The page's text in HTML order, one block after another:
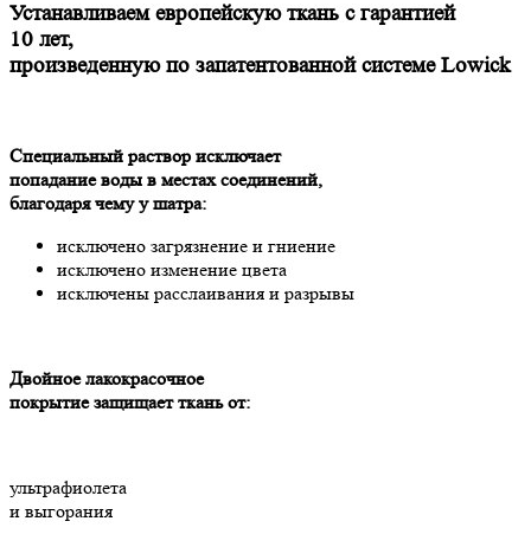
Устанавливаем европейскую ткань с гарантией
10 лет,
произведенную по запатентованной системе Lowick
Специальный раствор исключает
попадание воды в местах соединений,
благодаря чему у шатра:
исключено загрязнение и гниение
исключено изменение цвета
исключены расслаивания и разрывы
Двойное лакокрасочное
покрытие защищает ткань от:
ультрафиолета
и выгорания